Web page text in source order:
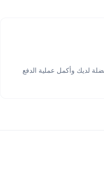
لديك وأكمل عملية الدفع